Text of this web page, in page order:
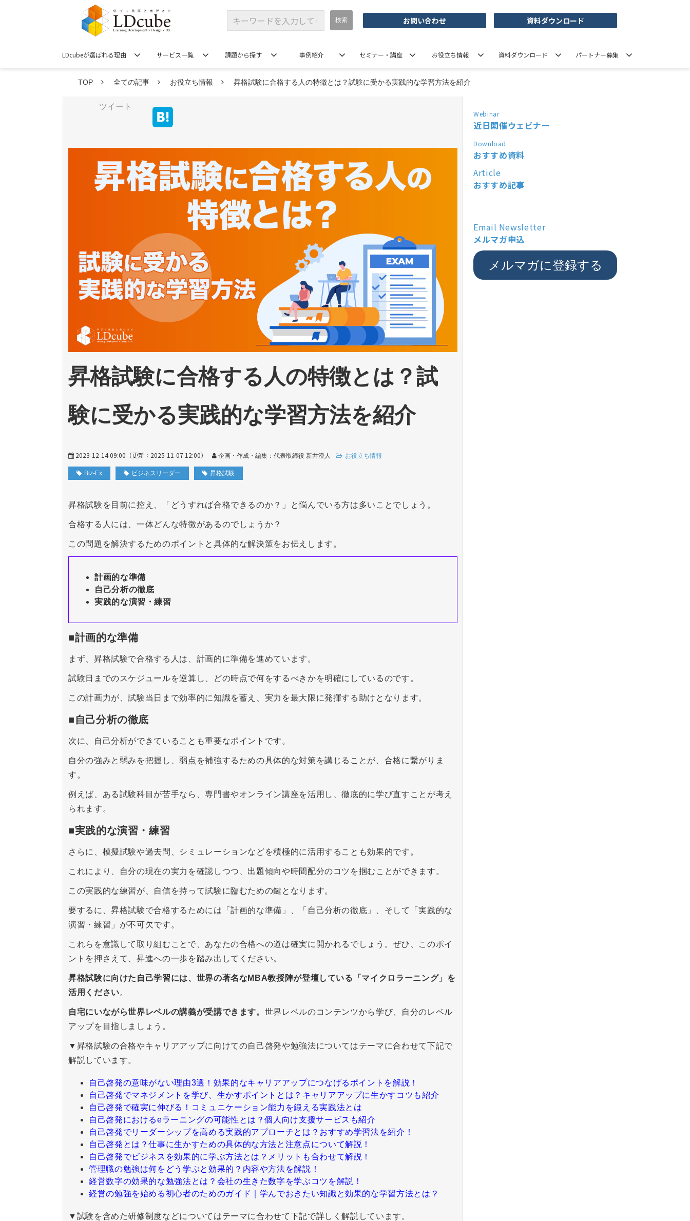
お問い合わせ 資料ダウンロード
LDcubeが選ばれる理由 サービス一覧 課題から探す 事例紹介 セミナー・講座 お役立ち情報 資料ダウンロード パートナー募集
TOP 全ての記事 お役立ち情報 昇格試験に合格する人の特徴とは？試験に受かる実践的な学習方法を紹介
ツイート
昇格試験に合格する人の特徴とは？試
験に受かる実践的な学習方法を紹介
2023-12-14 09:00 （更新： 2025-11-07 12:00） 企画・作成・編集：代表取締役 新井澄人 お役立ち情報
Biz-Ex ビジネスリーダー 昇格試験
昇格試験を目前に控え、「どうすれば合格できるのか？」と悩んでいる方は多いことでしょう。
合格する人には、一体どんな特徴があるのでしょうか？
この問題を解決するためのポイントと具体的な解決策をお伝えします。
計画的な準備
自己分析の徹底
実践的な演習・練習
■計画的な準備
まず、昇格試験で合格する人は、計画的に準備を進めています。
試験日までのスケジュールを逆算し、どの時点で何をするべきかを明確にしているのです。
この計画力が、試験当日まで効率的に知識を蓄え、実力を最大限に発揮する助けとなります。
■自己分析の徹底
次に、自己分析ができていることも重要なポイントです。
自分の強みと弱みを把握し、弱点を補強するための具体的な対策を講じることが、合格に繋がりま
す。
例えば、ある試験科目が苦手なら、専門書やオンライン講座を活用し、徹底的に学び直すことが考え
られます。
■実践的な演習・練習
さらに、模擬試験や過去問、シミュレーションなどを積極的に活用することも効果的です。
これにより、自分の現在の実力を確認しつつ、出題傾向や時間配分のコツを掴むことができます。
この実践的な練習が、自信を持って試験に臨むための鍵となります。
要するに、昇格試験で合格するためには「計画的な準備」、「自己分析の徹底」、そして「実践的な
演習・練習」が不可欠です。
これらを意識して取り組むことで、あなたの合格への道は確実に開かれるでしょう。ぜひ、このポイ
ントを押さえて、昇進への一歩を踏み出してください。
昇格試験に向けた自己学習には、世界の著名なMBA教授陣が登壇している「マイクロラーニング」を
活用ください。
自宅にいながら世界レベルの講義が受講できます。 世界レベルのコンテンツから学び、自分のレベル
アップを目指しましょう。
▼昇格試験の合格やキャリアアップに向けての自己啓発や勉強法についてはテーマに合わせて下記で
解説しています。
自己啓発の意味がない理由3選！効果的なキャリアアップにつなげるポイントを解説！
自己啓発でマネジメントを学び、生かすポイントとは？キャリアアップに生かすコツも紹介
自己啓発で確実に伸びる！コミュニケーション能力を鍛える実践法とは
自己啓発におけるeラーニングの可能性とは？個人向け支援サービスも紹介
自己啓発でリーダーシップを高める実践的アプローチとは？おすすめ学習法を紹介！
自己啓発とは？仕事に生かすための具体的な方法と注意点について解説！
自己啓発でビジネスを効果的に学ぶ方法とは？メリットも合わせて解説！
管理職の勉強は何をどう学ぶと効果的？内容や方法を解説！
経営数字の効果的な勉強法とは？会社の生きた数字を学ぶコツを解説！
経営の勉強を始める初心者のためのガイド｜学んでおきたい知識と効果的な学習方法とは？
▼試験を含めた研修制度などについてはテーマに合わせて下記で詳しく解説しています。
Webinar
近日開催ウェビナー
Download
おすすめ資料
Article
おすすめ記事
Email Newsletter
メルマガ申込
メルマガに登録する